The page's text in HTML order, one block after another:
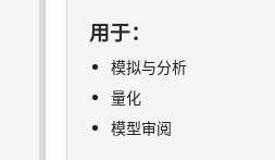
用于：
模拟与分析
量化
模型审阅